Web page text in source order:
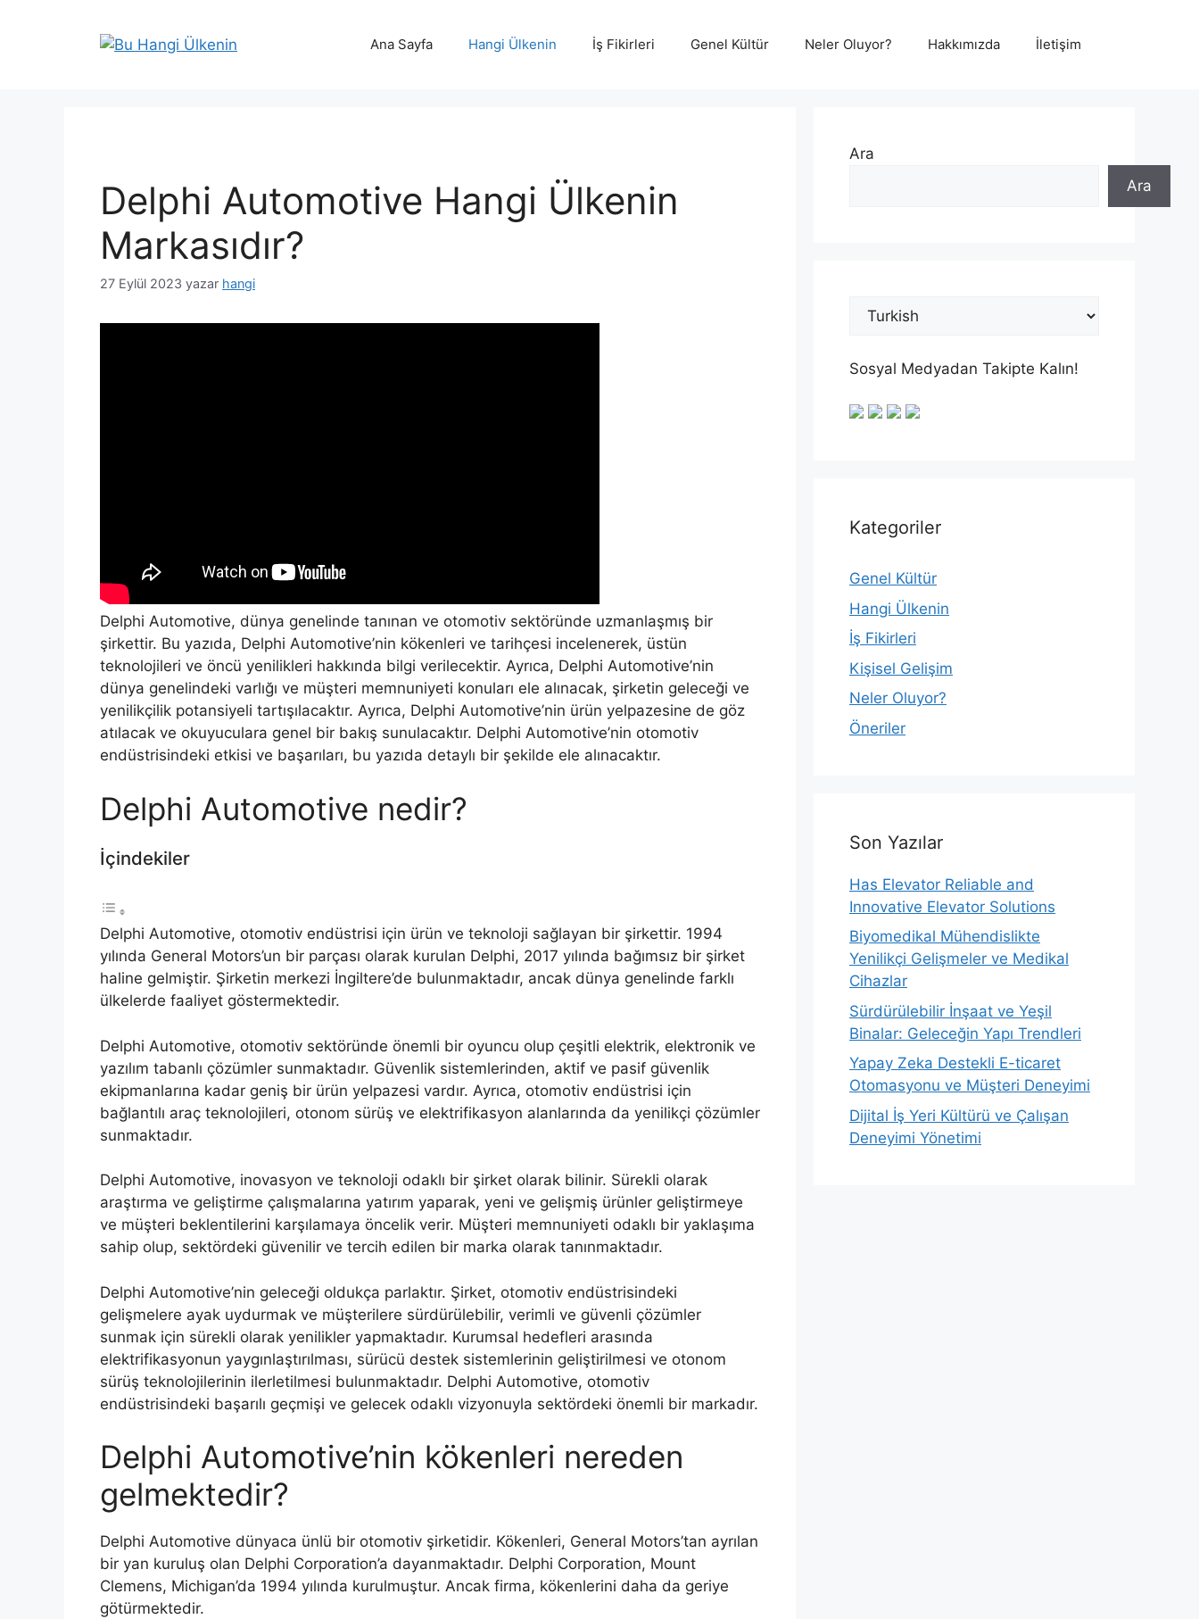
Ana Sayfa Hangi Ülkenin İş Fikirleri Genel Kültür Neler Oluyor? Hakkımızda İletişim
Delphi Automotive Hangi Ülkenin
Markasıdır?
27 Eylül 2023 yazar hangi
Delphi Automotive, dünya genelinde tanınan ve otomotiv sektöründe uzmanlaşmış bir
şirkettir. Bu yazıda, Delphi Automotive’nin kökenleri ve tarihçesi incelenerek, üstün
teknolojileri ve öncü yenilikleri hakkında bilgi verilecektir. Ayrıca, Delphi Automotive’nin
dünya genelindeki varlığı ve müşteri memnuniyeti konuları ele alınacak, şirketin geleceği ve
yenilikçilik potansiyeli tartışılacaktır. Ayrıca, Delphi Automotive’nin ürün yelpazesine de göz
atılacak ve okuyuculara genel bir bakış sunulacaktır. Delphi Automotive’nin otomotiv
endüstrisindeki etkisi ve başarıları, bu yazıda detaylı bir şekilde ele alınacaktır.
Delphi Automotive nedir?
İçindekiler
Delphi Automotive, otomotiv endüstrisi için ürün ve teknoloji sağlayan bir şirkettir. 1994
yılında General Motors’un bir parçası olarak kurulan Delphi, 2017 yılında bağımsız bir şirket
haline gelmiştir. Şirketin merkezi İngiltere’de bulunmaktadır, ancak dünya genelinde farklı
ülkelerde faaliyet göstermektedir.
Delphi Automotive, otomotiv sektöründe önemli bir oyuncu olup çeşitli elektrik, elektronik ve
yazılım tabanlı çözümler sunmaktadır. Güvenlik sistemlerinden, aktif ve pasif güvenlik
ekipmanlarına kadar geniş bir ürün yelpazesi vardır. Ayrıca, otomotiv endüstrisi için
bağlantılı araç teknolojileri, otonom sürüş ve elektrifikasyon alanlarında da yenilikçi çözümler
sunmaktadır.
Delphi Automotive, inovasyon ve teknoloji odaklı bir şirket olarak bilinir. Sürekli olarak
araştırma ve geliştirme çalışmalarına yatırım yaparak, yeni ve gelişmiş ürünler geliştirmeye
ve müşteri beklentilerini karşılamaya öncelik verir. Müşteri memnuniyeti odaklı bir yaklaşıma
sahip olup, sektördeki güvenilir ve tercih edilen bir marka olarak tanınmaktadır.
Delphi Automotive’nin geleceği oldukça parlaktır. Şirket, otomotiv endüstrisindeki
gelişmelere ayak uydurmak ve müşterilere sürdürülebilir, verimli ve güvenli çözümler
sunmak için sürekli olarak yenilikler yapmaktadır. Kurumsal hedefleri arasında
elektrifikasyonun yaygınlaştırılması, sürücü destek sistemlerinin geliştirilmesi ve otonom
sürüş teknolojilerinin ilerletilmesi bulunmaktadır. Delphi Automotive, otomotiv
endüstrisindeki başarılı geçmişi ve gelecek odaklı vizyonuyla sektördeki önemli bir markadır.
Delphi Automotive’nin kökenleri nereden
gelmektedir?
Delphi Automotive dünyaca ünlü bir otomotiv şirketidir. Kökenleri, General Motors’tan ayrılan
bir yan kuruluş olan Delphi Corporation’a dayanmaktadır. Delphi Corporation, Mount
Clemens, Michigan’da 1994 yılında kurulmuştur. Ancak firma, kökenlerini daha da geriye
götürmektedir.
Ara
Ara
Sosyal Medyadan Takipte Kalın!
Kategoriler
Genel Kültür
Hangi Ülkenin
İş Fikirleri
Kişisel Gelişim
Neler Oluyor?
Öneriler
Son Yazılar
Has Elevator Reliable and
Innovative Elevator Solutions
Biyomedikal Mühendislikte
Yenilikçi Gelişmeler ve Medikal
Cihazlar
Sürdürülebilir İnşaat ve Yeşil
Binalar: Geleceğin Yapı Trendleri
Yapay Zeka Destekli E-ticaret
Otomasyonu ve Müşteri Deneyimi
Dijital İş Yeri Kültürü ve Çalışan
Deneyimi Yönetimi